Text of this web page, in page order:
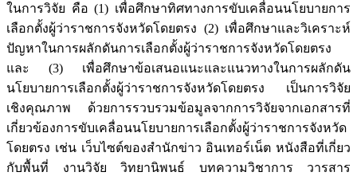
ในการวิจัย คือ (1) เพื่อศึกษาทิศทางการขับเคลื่อนนโยบายการ
เลือกตั้งผู้ว่าราชการจังหวัดโดยตรง (2) เพื่อศึกษาและวิเคราะห์
ปัญหาในการผลักดันการเลือกตั้งผู้ว่าราชการจังหวัดโดยตรง
และ (3) เพื่อศึกษาข้อเสนอแนะและแนวทางในการผลักดัน
นโยบายการเลือกตั้งผู้ว่าราชการจังหวัดโดยตรง เป็นการวิจัย
เชิงคุณภาพ ด้วยการรวบรวมข้อมูลจากการวิจัยจากเอกสารที่
เกี่ยวข้องการขับเคลื่อนนโยบายการเลือกตั้งผู้ว่าราชการจังหวัด
โดยตรง เช่น เว็บไซต์ของสำนักข่าว อินเทอร์เน็ต หนังสือที่เกี่ยว
กับพื้นที่ งานวิจัย วิทยานิพนธ์ บทความวิชาการ วารสาร